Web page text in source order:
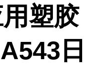
塑胶
日